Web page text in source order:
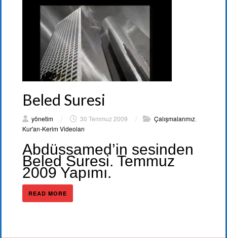
Beled Suresi
yönetim / 30 Temmuz 2009 / Çalışmalarımız
Kur'an-Kerim Videoları
Abdüssamed’in sesinden
Beled Suresi. Temmuz
2009 Yapımı.
READ MORE